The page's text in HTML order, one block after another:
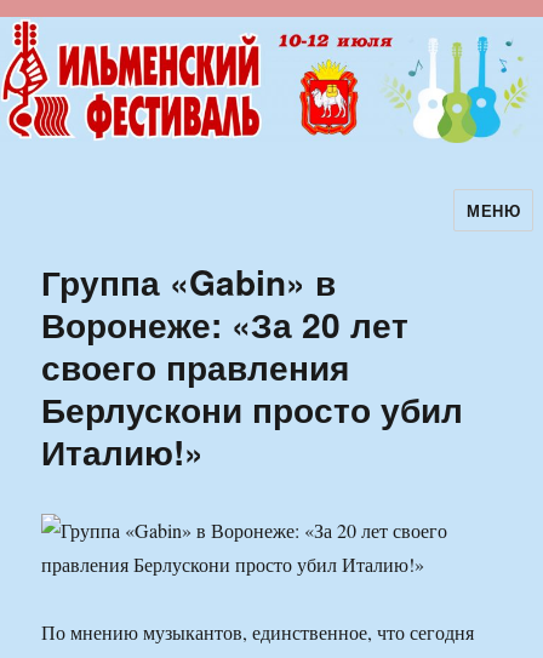
Ильменский фестиваль авторскойМЕНЮ
Группа «Gabin» в
Воронеже: «За 20 лет
своего правления
Берлускони просто убил
Италию!»
По мнению музыкантов, единственное, что сегодня